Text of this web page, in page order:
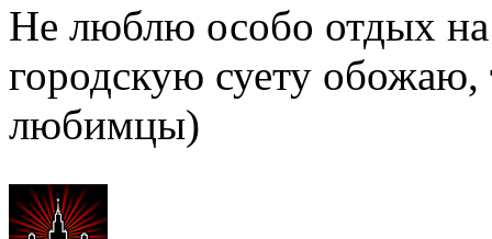
Не люблю особо отдых на
городскую суету
любимцы)